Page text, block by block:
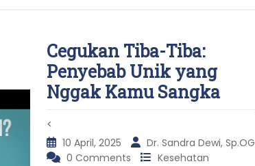
Cegukan Tiba-Tiba:
Penyebab Unik yang
Nggak Kamu Sangka
<
10 April, 2025
Dr. Sandra Dewi, Sp.OG
0 Comments
Kesehatan